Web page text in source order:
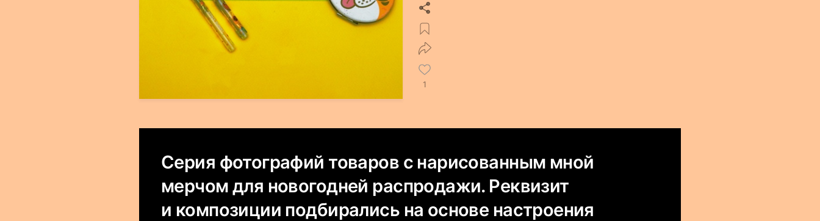
1
Серия фотографий товаров с нарисованным мной
мерчом для новогодней распродажи. Реквизит
и композиции подбирались на основе настроения